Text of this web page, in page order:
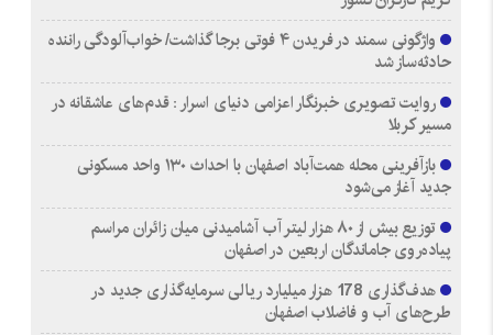
واژگونی سمند در فریدن ۴ فوتی برجا گذاشت/ خواب‌آلودگی راننده
حادثه‌ساز شد
روایت تصویری خبرنگار اعزامی دنیای اسرار : قدم‌های عاشقانه در
مسیر کربلا
بازآفرینی محله همت‌آباد اصفهان با احداث ۱۳۰ واحد مسکونی
جدید آغاز می‌شود
توزیع بیش از ۸۰ هزار لیتر آب آشامیدنی میان زائران مراسم
پیاده‌روی جاماندگان اربعین در اصفهان
هدف‌گذاری 178 هزار میلیارد ریالی سرمایه‌گذاری جدید در
طرح‌های آب و فاضلاب اصفهان